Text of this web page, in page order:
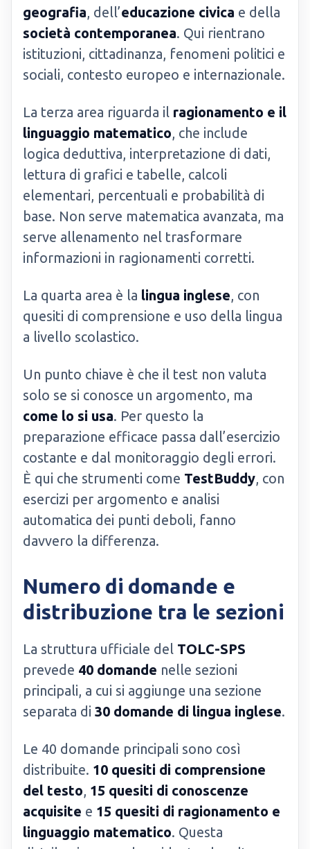
geografia, dell’educazione civica e della
società contemporanea. Qui rientrano
istituzioni, cittadinanza, fenomeni politici e
sociali, contesto europeo e internazionale.
La terza area riguarda il ragionamento e il
linguaggio matematico, che include
logica deduttiva, interpretazione di dati,
lettura di grafici e tabelle, calcoli
elementari, percentuali e probabilità di
base. Non serve matematica avanzata, ma
serve allenamento nel trasformare
informazioni in ragionamenti corretti.
La quarta area è la lingua inglese, con
quesiti di comprensione e uso della lingua
a livello scolastico.
Un punto chiave è che il test non valuta
solo se si conosce un argomento, ma
come lo si usa. Per questo la
preparazione efficace passa dall’esercizio
costante e dal monitoraggio degli errori.
È qui che strumenti come TestBuddy, con
esercizi per argomento e analisi
automatica dei punti deboli, fanno
davvero la differenza.
Numero di domande e
distribuzione tra le sezioni
La struttura ufficiale del TOLC-SPS
prevede 40 domande nelle sezioni
principali, a cui si aggiunge una sezione
separata di 30 domande di lingua inglese.
Le 40 domande principali sono così
distribuite. 10 quesiti di comprensione
del testo, 15 quesiti di conoscenze
acquisite e 15 quesiti di ragionamento e
linguaggio matematico. Questa